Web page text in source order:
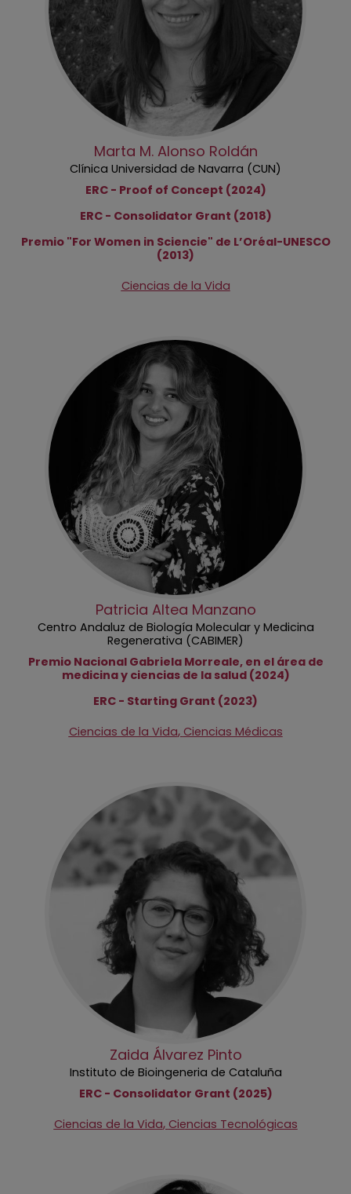
Marta M. Alonso Roldán
Clínica Universidad de Navarra (CUN)
ERC - Proof of Concept (2024)
ERC - Consolidator Grant (2018)
Premio "For Women in Sciencie" de L’Oréal-UNESCO
(2013)
Ciencias de la Vida
Patricia Altea Manzano
Centro Andaluz de Biología Molecular y Medicina
Regenerativa (CABIMER)
Premio Nacional Gabriela Morreale, en el área de
medicina y ciencias de la salud (2024)
ERC - Starting Grant (2023)
Ciencias de la Vida, Ciencias Médicas
Zaida Álvarez Pinto
Instituto de Bioingeneria de Cataluña
ERC - Consolidator Grant (2025)
Ciencias de la Vida, Ciencias Tecnológicas